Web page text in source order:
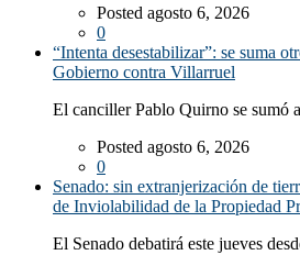
Posted agosto 6, 2026
0
“Intenta desestabilizar”: se suma
Gobierno contra Villarruel
El canciller Pablo Quirno se sumó
Posted agosto 6, 2026
0
Senado: sin extranjerización de
de Inviolabilidad de la Propiedad
El Senado debatirá este jueves